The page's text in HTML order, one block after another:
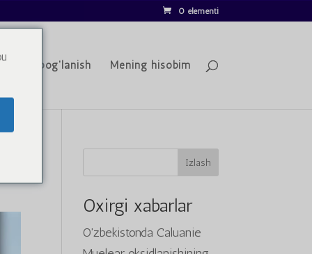
0 elementi
bilan bog'lanish Mening hisobim
Izlash
Oxirgi xabarlar
O'zbekistonda Caluanie